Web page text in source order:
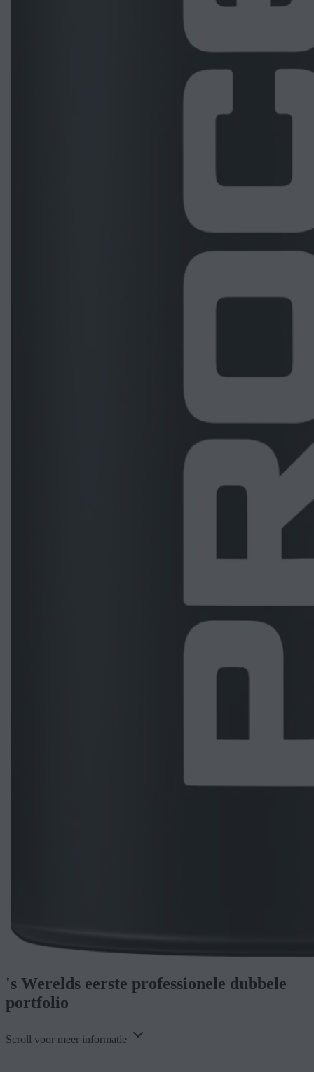
's Werelds eerste professionele dubbele
portfolio
Scroll voor meer informatie